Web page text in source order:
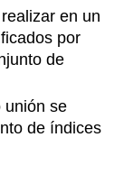
en un
por
de
unión se
de índices